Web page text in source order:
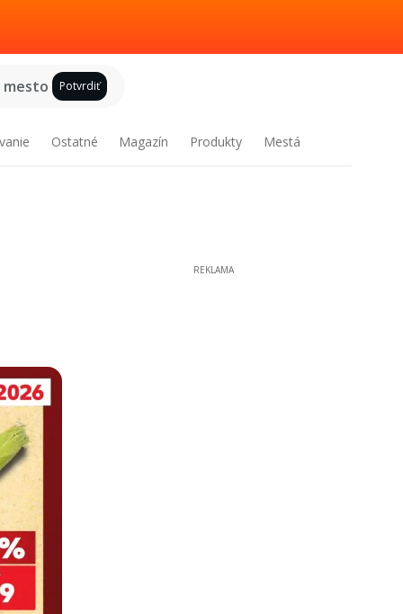
Potvrdiť
Ostatné Magazín Produkty Mestá
REKLAMA